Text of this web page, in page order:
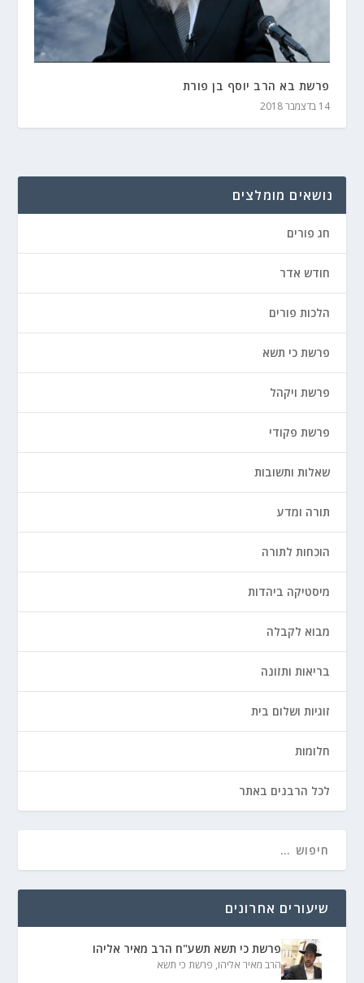
פרשת בא הרב יוסף בן פורת
14 בדצמבר 2018
נושאים מומלצים
חג פורים
חודש אדר
הלכות פורים
פרשת כי תשא
פרשת ויקהל
פרשת פקודי
שאלות ותשובות
תורה ומדע
הוכחות לתורה
מיסטיקה ביהדות
מבוא לקבלה
בריאות ותזונה
זוגיות ושלום בית
חלומות
לכל הרבנים באתר
שיעורים אחרונים
פרשת כי תשא תשע"ח הרב מאיר אליהו
הרב מאיר אליהו, פרשת כי תשא